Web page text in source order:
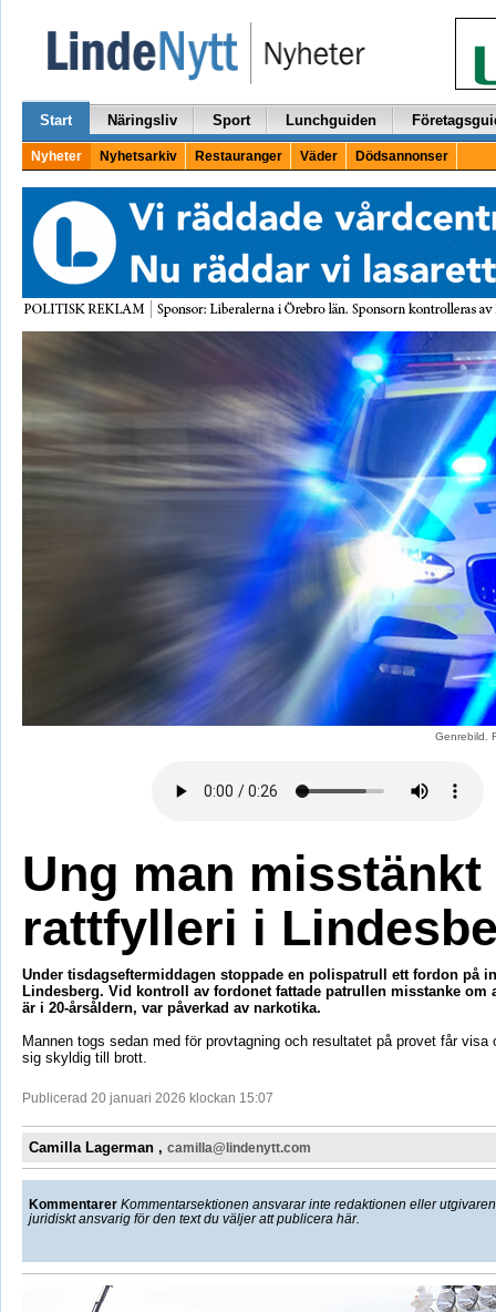
Start Näringsliv Sport Lunchguiden
Nyheter Nyhetsarkiv Restauranger Väder Dödsannonser
Genrebild.
Ung man
rattfylleri i
Under tisdagseftermiddagen stoppade en polispatrull ett fordon på
Lindesberg. Vid kontroll av fordonet fattade patrullen misstanke om
är i 20-årsåldern, var påverkad av narkotika.
Mannen togs sedan med för provtagning och resultatet på provet får visa
sig skyldig till brott.
Publicerad 20 januari 2026 klockan 15:07
Camilla Lagerman , camilla@lindenytt.com
Kommentarer Kommentarsektionen ansvarar inte redaktionen eller
juridiskt ansvarig för den text du väljer att publicera här.